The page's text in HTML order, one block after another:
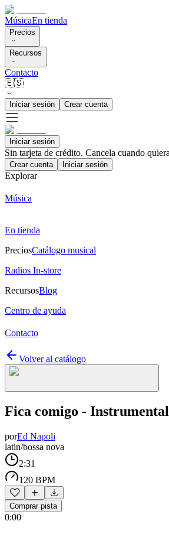
MúsicaEn tienda
Precios
Recursos
Contacto
🇪🇸
Iniciar sesión Crear cuenta
Iniciar sesión
Sin tarjeta de crédito. Cancela cuando
Crear cuenta Iniciar sesión
Explorar
Música
En tienda
PreciosCatálogo musical
Radios In-store
RecursosBlog
Centro de ayuda
Contacto
Volver al catálogo
Fica comigo - Instrumental
porEd Napoli
latin/bossa nova
2:31
120 BPM
Comprar pista
0:00